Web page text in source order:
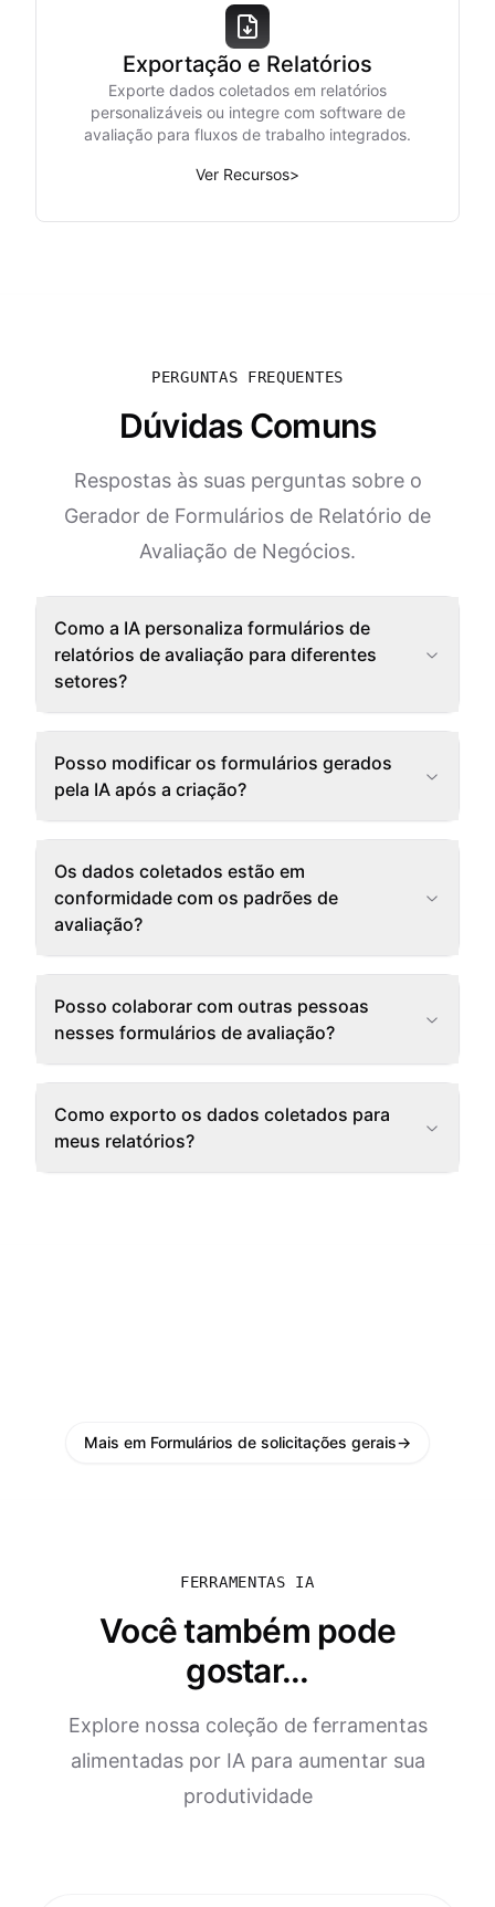
Exportação e Relatórios
Exporte dados coletados em relatórios
personalizáveis ou integre com software de
avaliação para fluxos de trabalho integrados.
Ver Recursos>
PERGUNTAS FREQUENTES
Dúvidas Comuns
Respostas às suas perguntas sobre o
Gerador de Formulários de Relatório de
Avaliação de Negócios.
Como a IA personaliza formulários de
relatórios de avaliação para diferentes
setores?
Posso modificar os formulários gerados
pela IA após a criação?
Os dados coletados estão em
conformidade com os padrões de
avaliação?
Posso colaborar com outras pessoas
nesses formulários de avaliação?
Como exporto os dados coletados para
meus relatórios?
Mais em Formulários de solicitações gerais→
FERRAMENTAS IA
Você também pode
gostar...
Explore nossa coleção de ferramentas
alimentadas por IA para aumentar sua
produtividade